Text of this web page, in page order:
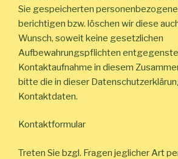
Sie gespeicherten
berichtigen bzw. löschen wir diese
Wunsch, soweit keine gesetzlichen
Aufbewahrungspflichten
Kontaktaufnahme in diesem
bitte die in dieser
Kontaktdaten.
Kontaktformular
Treten Sie bzgl. Fragen jeglicher Art